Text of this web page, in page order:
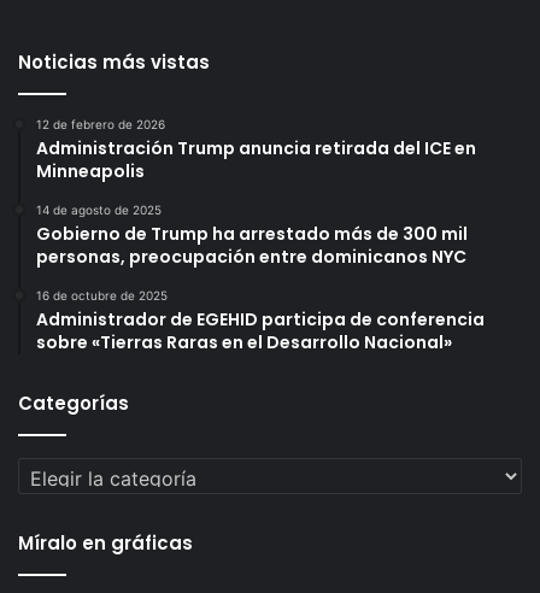
Noticias más vistas
12 de febrero de 2026
Administración Trump anuncia retirada del ICE en
Minneapolis
14 de agosto de 2025
Gobierno de Trump ha arrestado más de 300 mil
personas, preocupación entre dominicanos NYC
16 de octubre de 2025
Administrador de EGEHID participa de conferencia
sobre «Tierras Raras en el Desarrollo Nacional»
Categorías
Categorías
Míralo en gráficas